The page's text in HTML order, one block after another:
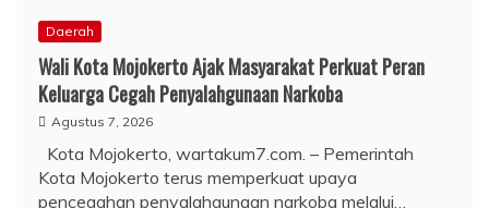
Daerah
Wali Kota Mojokerto Ajak Masyarakat Perkuat Peran
Keluarga Cegah Penyalahgunaan Narkoba
Agustus 7, 2026
Kota Mojokerto, wartakum7.com. – Pemerintah
Kota Mojokerto terus memperkuat upaya
pencegahan penyalahgunaan narkoba melalui…